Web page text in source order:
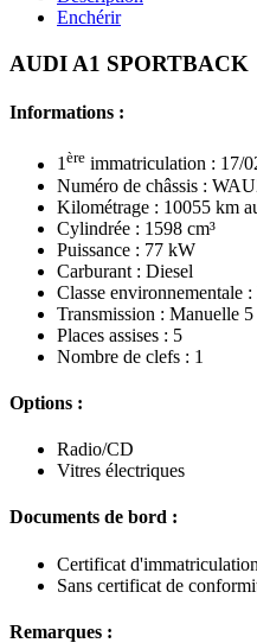
Enchérir
AUDI A1 SPORTBACK
Informations :
1ère immatriculation : 17/
Numéro de châssis :
Kilométrage : 10055 km
Cylindrée : 1598 cm³
Puissance : 77 kW
Carburant : Diesel
Classe environnementale
Transmission : Manuelle 5
Places assises : 5
Nombre de clefs : 1
Options :
Radio/CD
Vitres électriques
Documents de bord :
Certificat
Sans certificat de
Remarques :